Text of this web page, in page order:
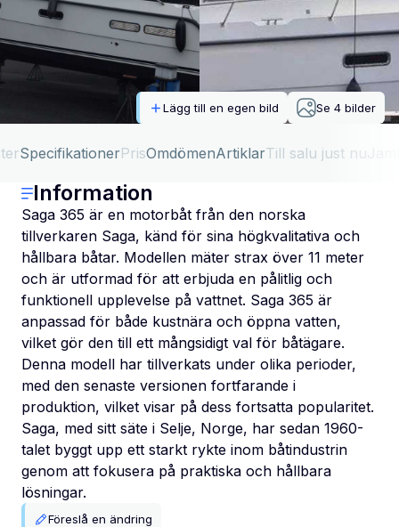
Lägg till en egen bild Se 4 bilder
SpecifikationerPrisOmdömenArtiklarTill salu just nu
Information
Saga 365 är en motorbåt från den norska
tillverkaren Saga, känd för sina högkvalitativa och
hållbara båtar. Modellen mäter strax över 11 meter
och är utformad för att erbjuda en pålitlig och
funktionell upplevelse på vattnet. Saga 365 är
anpassad för både kustnära och öppna vatten,
vilket gör den till ett mångsidigt val för båtägare.
Denna modell har tillverkats under olika perioder,
med den senaste versionen fortfarande i
produktion, vilket visar på dess fortsatta popularitet.
Saga, med sitt säte i Selje, Norge, har sedan 1960-
talet byggt upp ett starkt rykte inom båtindustrin
genom att fokusera på praktiska och hållbara
lösningar.
Föreslå en ändring